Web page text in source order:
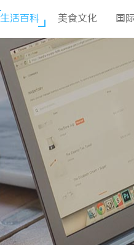
生活百科 美食文化 国